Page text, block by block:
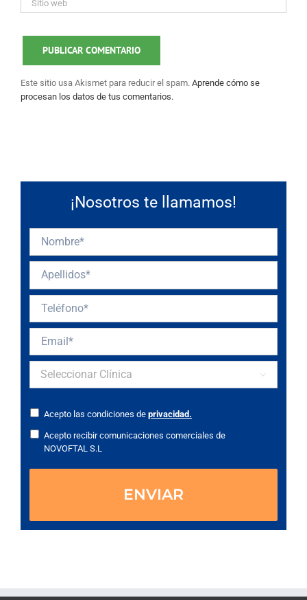
Este sitio usa Akismet para reducir el spam. Aprende cómo se
procesan los datos de tus comentarios.
¡Nosotros te llamamos!

Acepto las condiciones de privacidad.
Acepto recibir comunicaciones comerciales de
NOVOFTAL S.L